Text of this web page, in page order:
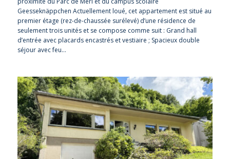
Geesseknäppchen Actuellement loué, cet appartement est situé au
premier étage (rez-de-chaussée surélevé) d’une résidence de
seulement trois unités et se compose comme suit : Grand hall
d’entrée avec placards encastrés et vestiaire ; Spacieux double
séjour avec feu…